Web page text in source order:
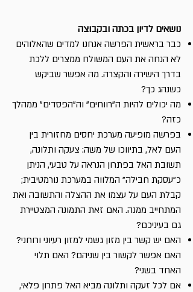
נושאים לדיון בכתה ובקבוצה
כבר בראשית הפרשה אנחנו למדים שהאלוהים
לא הנחה את העם המשולח ממצרים ללכת
בדרך הישירה והקצרה. מה אפשר שביקש
כשנהג כך?
מה יכולים להיות ה"רווחים" וה"הפסדים" ממהלך
כזה?
בפרשה מופיעה מערכת יחסים מחזורית בין
העם לאל, בתיווכו של משה: צעקה ותלונה,
תשובת האל בפתרון הנראה על טבעי, הניתן
כ"עסקת חבילה" המלווה במערכת נורמטיבית;
קבלת העם על עצמו את ההצלה והתשובה ואת
המתחייב ממנה. האם זאת התמונה המצטיירת
גם בעיניכם?
האם יש קשר בין מזון גשמי למזון רעיוני ורוחני?
האם אפשר לקשור בין שניהם? האם תלוי
האחד בשני?
אם לכל זעקה ותלונה מביא האל פתרון פלאי,